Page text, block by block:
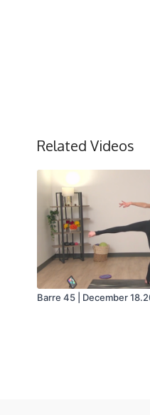
Related Videos
Barre 45 | December